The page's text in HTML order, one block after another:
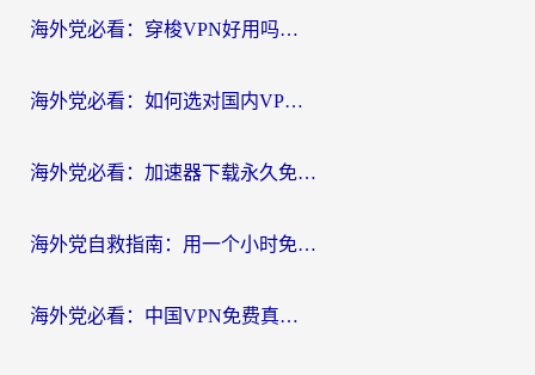
海外党必看：穿梭VPN好用吗？和云帆VPN对比哪个回国效果更好？附真实测评+避坑指南
海外党必看：如何选对国内VPN，实现无缝访问国内资源？
海外党必看：加速器下载永久免费版真的存在吗？教你无缝访问国内资源的正确姿势
海外党自救指南：用一个小时免费加速器，轻松打破国内资源访问壁垒？
海外党必看：中国VPN免费真的靠谱吗？手把手教你选对回国加速器